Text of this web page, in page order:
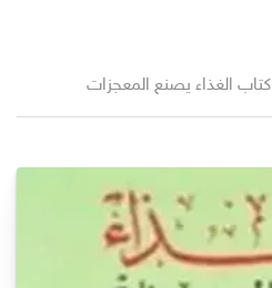
كتاب الغذاء يصنع المعجزات